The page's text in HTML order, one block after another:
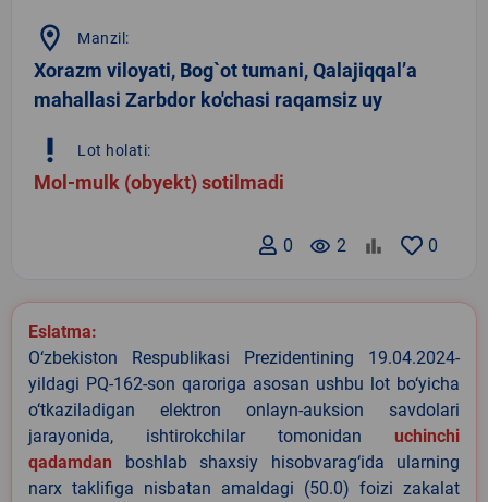
location_on Manzil:
Xorazm viloyati, Bog`ot tumani, Qalajiqqal’a
mahallasi Zarbdor ko'chasi raqamsiz uy
priority_high Lot holati:
Mol-mulk (obyekt) sotilmadi
0
remove_red_eye 2
0
Eslatma:
O‘zbekiston Respublikasi Prezidentining 19.04.2024-
yildagi PQ-162-son qaroriga asosan ushbu lot bo‘yicha
o‘tkaziladigan elektron onlayn-auksion savdolari
jarayonida, ishtirokchilar tomonidan uchinchi
qadamdan boshlab shaxsiy hisobvarag‘ida ularning
narx taklifiga nisbatan amaldagi (50.0) foizi zakalat